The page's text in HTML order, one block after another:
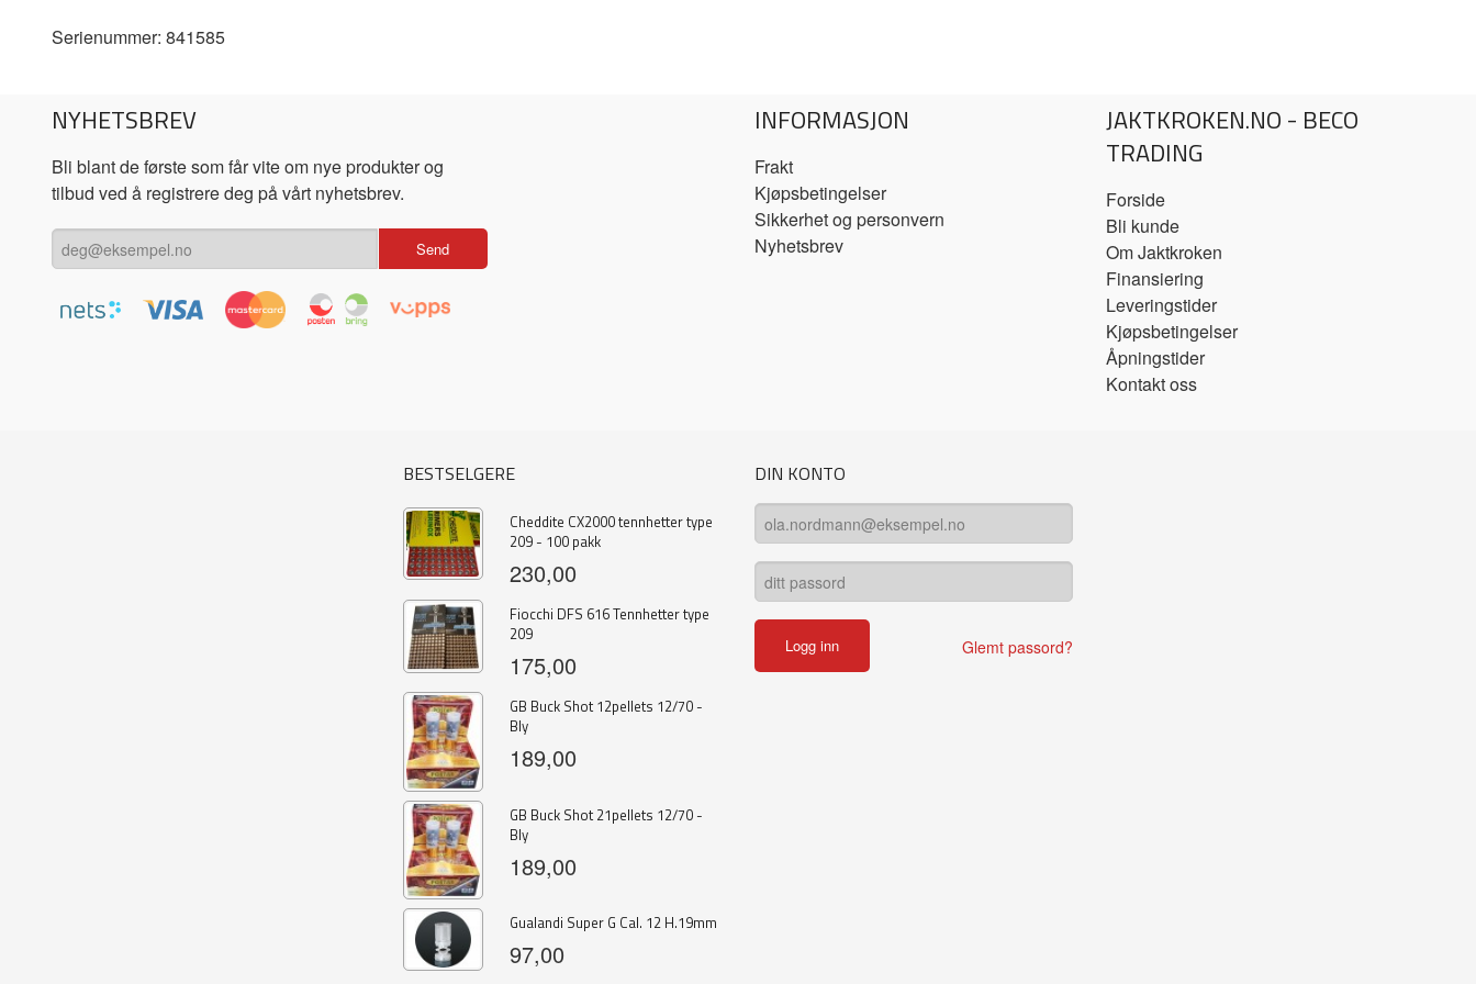
Serienummer: 841585
NYHETSBREV
Bli blant de første som får vite om nye produkter og
tilbud ved å registrere deg på vårt nyhetsbrev.
INFORMASJON
Frakt
Kjøpsbetingelser
Sikkerhet og personvern
Nyhetsbrev
JAKTKROKEN.NO - BECO
TRADING
Forside
Bli kunde
Om Jaktkroken
Finansiering
Leveringstider
Kjøpsbetingelser
Åpningstider
Kontakt oss
BESTSELGERE
Cheddite CX2000 tennhetter type
209 - 100 pakk
230,00
Fiocchi DFS 616 Tennhetter type
209
175,00
GB Buck Shot 12pellets 12/70 -
Bly
189,00
GB Buck Shot 21pellets 12/70 -
Bly
189,00
Gualandi Super G Cal. 12 H.19mm
97,00
DIN KONTO
Glemt passord?